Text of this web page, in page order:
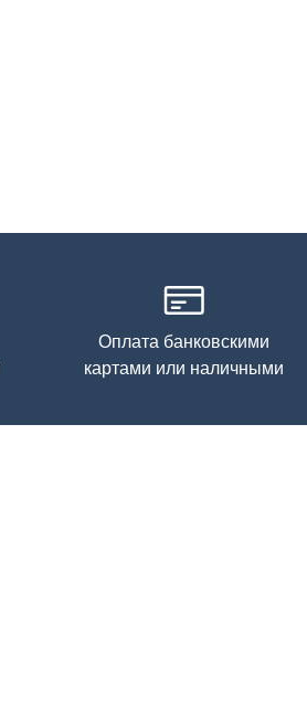
Оплата банковскими
картами или наличными